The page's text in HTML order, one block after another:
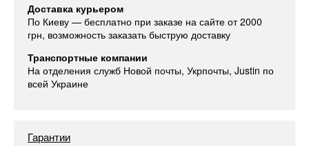
Доставка курьером
По Киеву — бесплатно при заказе на сайте от 2000
грн, возможность заказать быструю доставку
Транспортные компании
На отделения служб Новой почты, Укрпочты, Justin по
всей Украине
Гарантии